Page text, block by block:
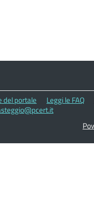
del portale Leggi le FAQ